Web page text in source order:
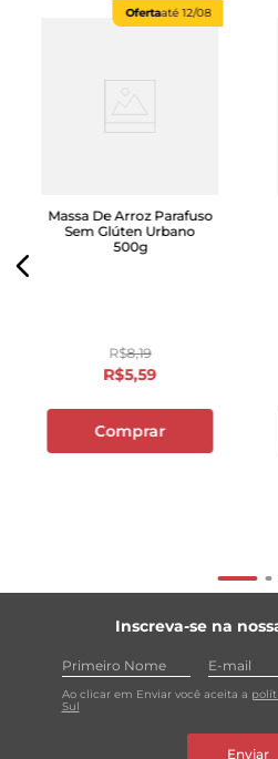
Ofertaaté12/08
Massa De Arroz Parafuso
Sem Glúten Urbano
500g
R$8,19
R$5,59
Comprar
Inscreva-se na
Ao clicar em Enviar você aceita a
Sul
Enviar